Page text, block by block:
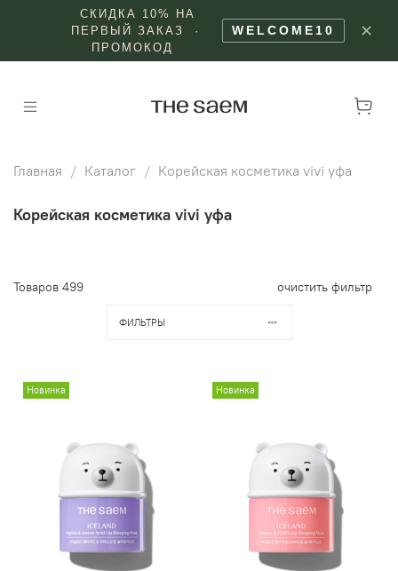
СКИДКА 10% НА
ПЕРВЫЙ ЗАКАЗ ·
ПРОМОКОД
WELCOME10 ✕
Главная Каталог Корейская косметика vivi уфа
Корейская косметика vivi уфа
Товаров 499 очистить фильтр
ФИЛЬТРЫ
Новинка Новинка